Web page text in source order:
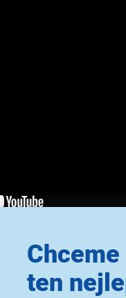
ten
9000